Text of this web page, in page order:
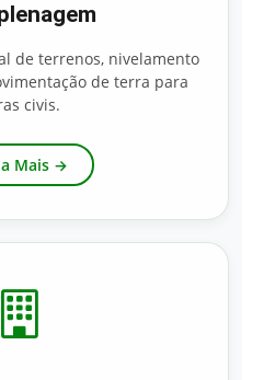
de terrenos, nivelamento
de terra para
civis.
Mais →